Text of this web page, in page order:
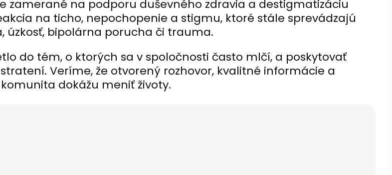
zamerané na podporu duševného zdravia a destigmatizáciu
na ticho, nepochopenie a stigmu, ktoré stále sprevádzajú
úzkosť, bipolárna porucha či trauma.
do tém, o ktorých sa v spoločnosti často mlčí, a poskytovať
Veríme, že otvorený rozhovor, kvalitné informácie a
dokážu meniť životy.